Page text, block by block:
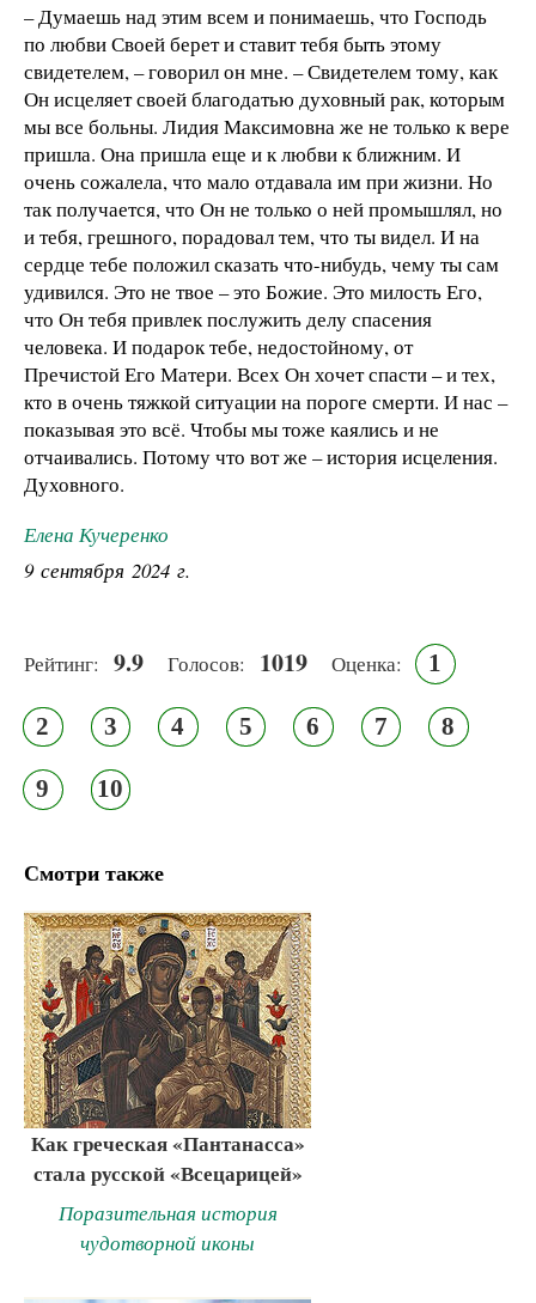
– Думаешь над этим всем и понимаешь, что Господь
по любви Своей берет и ставит тебя быть этому
свидетелем, – говорил он мне. – Свидетелем тому, как
Он исцеляет своей благодатью духовный рак, которым
мы все больны. Лидия Максимовна же не только к вере
пришла. Она пришла еще и к любви к ближним. И
очень сожалела, что мало отдавала им при жизни. Но
так получается, что Он не только о ней промышлял, но
и тебя, грешного, порадовал тем, что ты видел. И на
сердце тебе положил сказать что-нибудь, чему ты сам
удивился. Это не твое – это Божие. Это милость Его,
что Он тебя привлек послужить делу спасения
человека. И подарок тебе, недостойному, от
Пречистой Его Матери. Всех Он хочет спасти – и тех,
кто в очень тяжкой ситуации на пороге смерти. И нас –
показывая это всё. Чтобы мы тоже каялись и не
отчаивались. Потому что вот же – история исцеления.
Духовного.
Елена Кучеренко
9 сентября 2024 г.
Рейтинг: 9.9 Голосов: 1019 Оценка: 1
2 3 4 5 6 7 8
9 10
Смотри также
Как греческая «Пантанасса»
стала русской «Всецарицей»
Поразительная история
чудотворной иконы